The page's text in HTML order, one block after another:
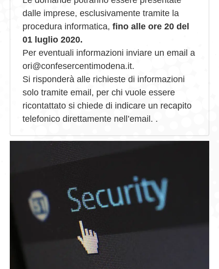
dalle imprese, esclusivamente tramite la
procedura informatica, fino alle ore 20 del
01 luglio 2020.
Per eventuali informazioni inviare un email a
ori@confesercentimodena.it.
Si risponderà alle richieste di informazioni
solo tramite email, per chi vuole essere
ricontattato si chiede di indicare un recapito
telefonico direttamente nell’email. .